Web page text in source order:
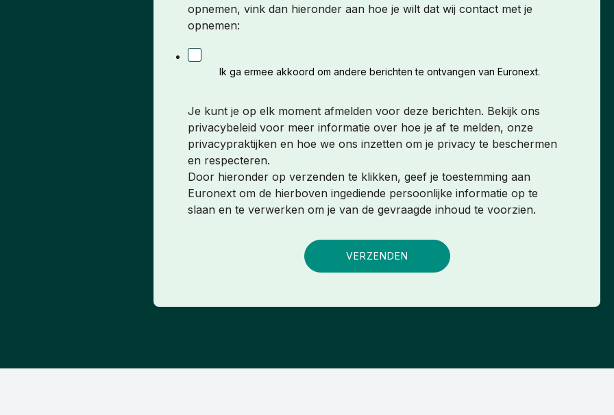
opnemen, vink dan hieronder aan hoe je wilt dat wij contact met je
opnemen:
Ik ga ermee akkoord om andere berichten te ontvangen van Euronext.
Je kunt je op elk moment afmelden voor deze berichten. Bekijk ons
privacybeleid voor meer informatie over hoe je af te melden, onze
privacypraktijken en hoe we ons inzetten om je privacy te beschermen
en respecteren.
Door hieronder op verzenden te klikken, geef je toestemming aan
Euronext om de hierboven ingediende persoonlijke informatie op te
slaan en te verwerken om je van de gevraagde inhoud te voorzien.